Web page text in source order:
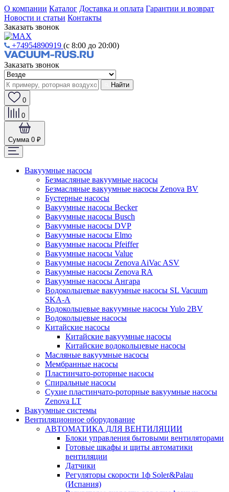
О компании Каталог Доставка и оплата Гарантии и возврат
Новости и статьи Контакты
Заказать звонок
+74954890919 (с 8:00 до 20:00)
Заказать звонок
Найти
0
0
Сумма 0 ₽
Вакуумные насосы
Безмасляные вакуумные насосы
Безмасляные вакуумные насосы Zenova BV
Бустерные насосы
Вакуумные насосы Becker
Вакуумные насосы Busch
Вакуумные насосы DVP
Вакуумные насосы Elmo
Вакуумные насосы Pfeiffer
Вакуумные насосы Value
Вакуумные насосы Zenova AiVac ASV
Вакуумные насосы Zenova RA
Вакуумные насосы Ангара
Водокольцевые вакуумные насосы SL Vacuum
SKA-A
Водокольцевые вакуумные насосы Yulo 2BV
Водокольцевые насосы
Китайские насосы
Китайские вакуумные насосы
Китайские водокольцевые насосы
Масляные вакуумные насосы
Мембранные насосы
Пластинчато-роторные насосы
Спиральные насосы
Сухие пластинчато-роторные вакуумные насосы
Zenova LT
Вакуумные системы
Вентиляционное оборудование
АВТОМАТИКА ДЛЯ ВЕНТИЛЯЦИИ
Блоки управления бытовыми вентиляторами
Готовые шкафы и щиты автоматики
вентиляции
Датчики
Регуляторы скорости 1ф Soler&Palau
(Испания)